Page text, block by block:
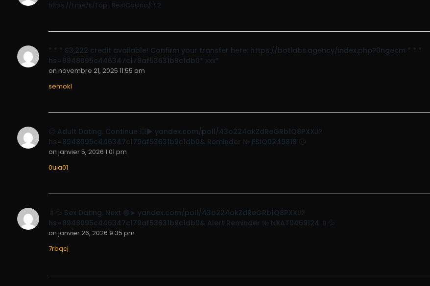
https://t.me/s/Top_BestCasino/142
* * * $3,222 credit available! Confirm your transfer here: https://botlabs.agency/index.php?0ngecm * * *
hs=8948095c446347c179af53631b9c1db0* ххх*
on novembre 21, 2025 11:55 am
semokl
🥴 Adult Dating. Continue 💥▶ yandex.com/poll/43o224okZdReGRb1Q8PXXJ?
hs=8948095c446347c179af53631b9c1db0& Reminder № ESIQ0249818 🥴
on janvier 5, 2026 1:01 pm
0uia01
🍼💦 Sex Dating. Next 🟢➤ yandex.com/poll/43o224okZdReGRb1Q8PXXJ?
hs=8948095c446347c179af53631b9c1db0& Alert Reminder № NXAT0469124 🍼💦
on janvier 26, 2026 9:35 pm
7rbqcj